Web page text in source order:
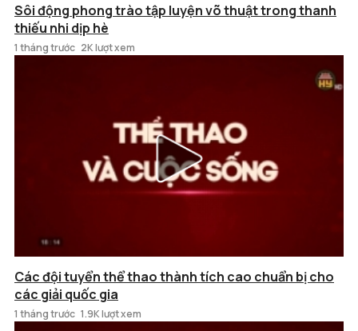
Sôi động phong trào tập luyện võ thuật trong thanh
thiếu nhi dịp hè
1 tháng trước 2K lượt xem
Các đội tuyển thể thao thành tích cao chuẩn bị cho
các giải quốc gia
1 tháng trước 1.9K lượt xem